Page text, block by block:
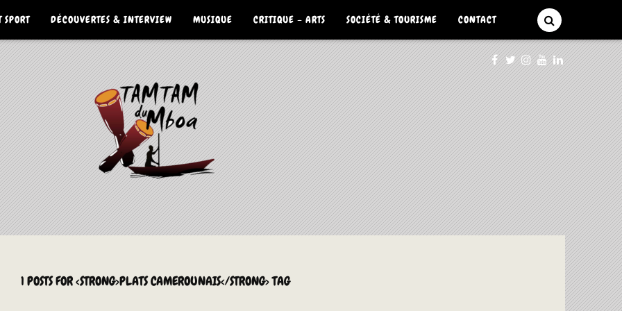
DÉCOUVERTES & INTERVIEW MUSIQUE CRITIQUE – ARTS SOCIÉTÉ & TOURISME CONTACT
1 POSTS FOR <STRONG>PLATS CAMEROUNAIS</STRONG> TAG